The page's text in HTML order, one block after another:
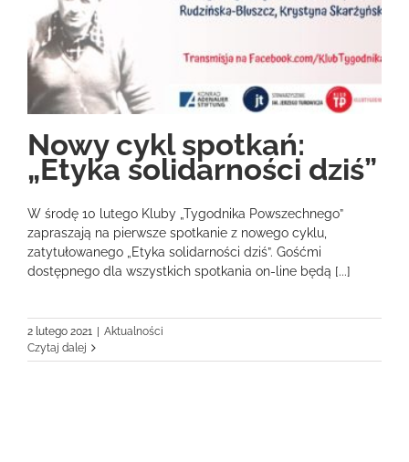
Nowy cykl spotkań:
„Etyka solidarności dziś”
W środę 10 lutego Kluby „Tygodnika Powszechnego”
zapraszają na pierwsze spotkanie z nowego cyklu,
zatytułowanego „Etyka solidarności dziś”. Gośćmi
dostępnego dla wszystkich spotkania on-line będą [...]
2 lutego 2021
Aktualności
Czytaj dalej